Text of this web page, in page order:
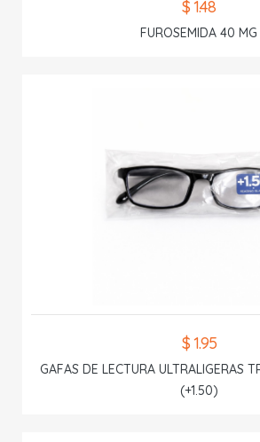
$ 1.48
FUROSEMIDA 40 MG
$ 1.95
GAFAS DE LECTURA ULTRALIGERAS
(+1.50)